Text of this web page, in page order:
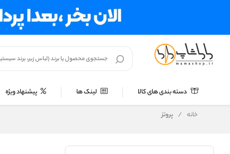
دسته بندی های کالا لینک ها پیشنهاد ویژه
خانه / پروتز